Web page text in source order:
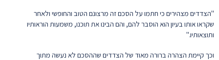
"הצדדים מצהירים כי חתמו על הסכם זה מרצונם הטוב והחופשי ולאחר
שקראו אותו בעיון הוא הוסבר להם, והם הבינו את תוכנו, משמעות הוראותיו
ותוצאותיו."
וכך קיימת הצהרה ברורה מאוד של הצדדים שההסכם לא נעשה מתוך